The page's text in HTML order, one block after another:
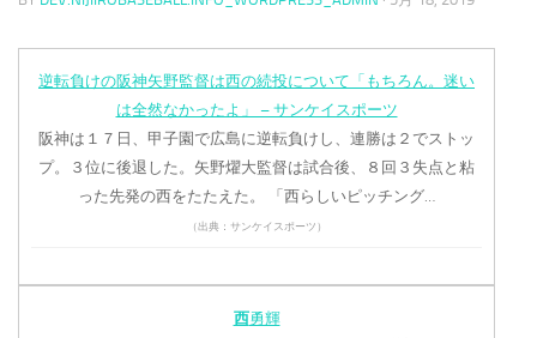
逆転負けの阪神矢野監督は西の続投について「もちろん。迷い
は全然なかったよ」 – サンケイスポーツ
阪神は１７日、甲子園で広島に逆転負けし、連勝は２でストッ
プ。３位に後退した。矢野燿大監督は試合後、８回３失点と粘
った先発の西をたたえた。 「西らしいピッチング…
（出典：サンケイスポーツ）
西勇輝